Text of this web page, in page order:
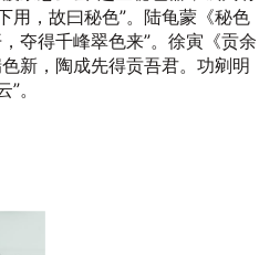
用，故曰秘色”。陆龟蒙《秘色
夺得千峰翠色来”。徐寅《贡余
新，陶成先得贡吾君。功剜明
。